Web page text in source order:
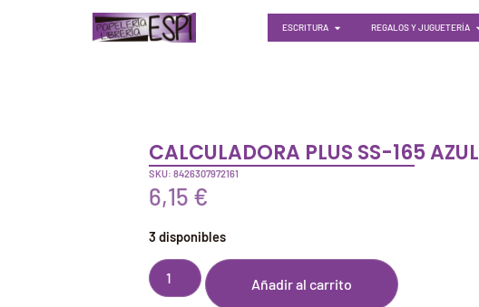
ESCRITURA REGALOS Y JUGUETERÍA
CALCULADORA PLUS SS-165 AZUL
SKU: 8426307972161
6,15 €
3 disponibles
Añadir al carrito